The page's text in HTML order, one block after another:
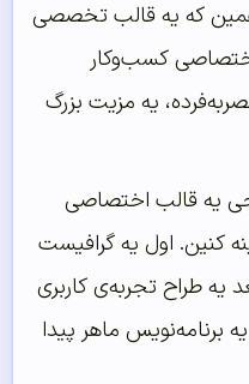
که یه قالب تخصصی
کسب‌وکار
یه مزیت بزرگ
یه قالب اختصاصی
هزینه کنین. اول یه گرافیست
یه طراح تجربه‌ی کاربری
ماهر پیدا